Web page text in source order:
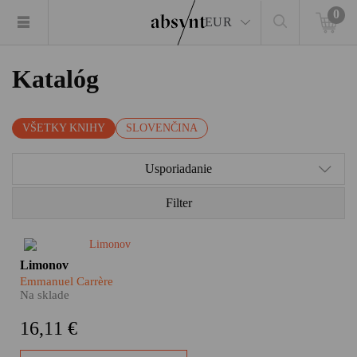
EUR
0
Katalóg
VŠETKY KNIHY SLOVENČINA
Usporiadanie
Filter
Emmanuel Carrère sa rozhodol
knižne spracovať život jednej z
najkontroverznejších osobností
moderných ruských dejín.
jeho neľahkého detstva až po
Limonov
Emmanuel Carrère
Na sklade
16,11 €